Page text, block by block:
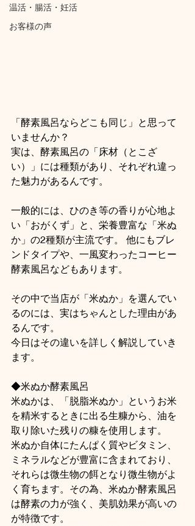
温活・腸活・妊活
お客様の声
「酵素風呂ならどこも同じ」と思って
いませんか？
実は、酵素風呂の「床材（とこざ
い）」には種類があり、それぞれ違っ
た魅力があるんです。
一般的には、ひのき等の香りが心地よ
い「おがくず」と、栄養豊富な「米ぬ
か」の2種類が主流です。 他にもブレ
ンドタイプや、一風変わったコーヒー
酵素風呂などもあります。
その中で当店が「米ぬか」を選んでい
るのには、実はちゃんとした理由があ
るんです。
今日はその違いを詳しく解説していき
ます。
◆米ぬか酵素風呂
米ぬかは、「脱脂米ぬか」というお米
を精米するときに出る生糠から、油を
取り除いた残りの糠を使用します。
米ぬか自体にたんぱく質やビタミン、
ミネラルなどが豊富に含まれており、
それらは微生物の餌となり微生物がよ
く育ちます。その為、米ぬか酵素風呂
は酵素の力が強く、美肌効果が高いの
が特徴です。